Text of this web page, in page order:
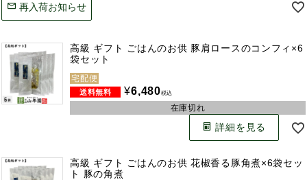
再入荷お知らせ
高級 ギフト ごはんのお供 豚肩ロースのコンフィ×6
袋セット
宅配便
¥6,480税込
在庫切れ
詳細を見る
高級 ギフト ごはんのお供 花椒香る豚角煮×6袋セッ
ト 豚の角煮